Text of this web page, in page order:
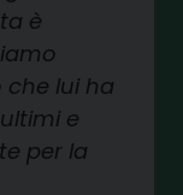
è
lui ha
e
per la